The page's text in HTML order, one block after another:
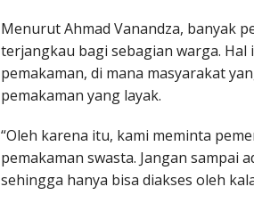
Menurut Ahmad Vanandza, banyak
terjangkau bagi sebagian warga. Hal
pemakaman, di mana masyarakat
pemakaman yang layak.
“Oleh karena itu, kami meminta
pemakaman swasta. Jangan
sehingga hanya bisa diakses oleh